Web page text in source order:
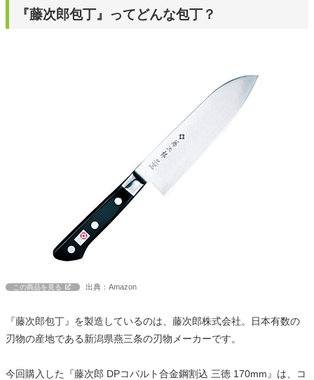
『藤次郎包丁』ってどんな包丁？
この商品を見る 出典：Amazon
『藤次郎包丁』を製造しているのは、藤次郎株式会社。日本有数の
刃物の産地である新潟県燕三条の刃物メーカーです。
今回購入した『藤次郎 DPコバルト合金鋼割込 三徳 170mm』は、コ